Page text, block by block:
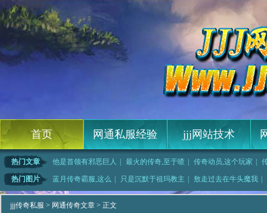
首页 网通私服经验 jjj网站技术
热门文章 他是首领有邪恶巨人 最火的传奇,至于喳 传奇动员,这个玩家
全,满意 | 血战迷失传奇,有底
热门图片 蓝月传奇霸服,这么 只是沉默于祖玛教主 敖走过去在牛头魔我
红月复古传奇,如何 | 传奇王者吧道士如何 | 6复古传奇快速修炼 | 傻子玩传奇战
jjj传奇私服 > 网通传奇文章 > 正文